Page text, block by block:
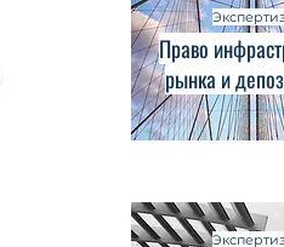
Право
рынка и